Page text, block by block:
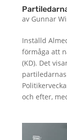
av Gunnar
Inställd
förmåga att
(KD). Det
och efter,